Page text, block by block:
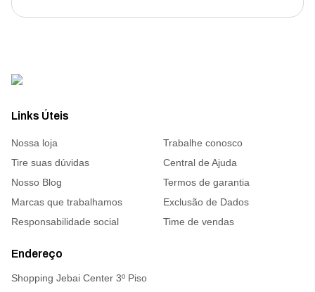
Links Úteis
Nossa loja
Trabalhe conosco
Tire suas dúvidas
Central de Ajuda
Nosso Blog
Termos de garantia
Marcas que trabalhamos
Exclusão de Dados
Responsabilidade social
Time de vendas
Endereço
Shopping Jebai Center 3º Piso